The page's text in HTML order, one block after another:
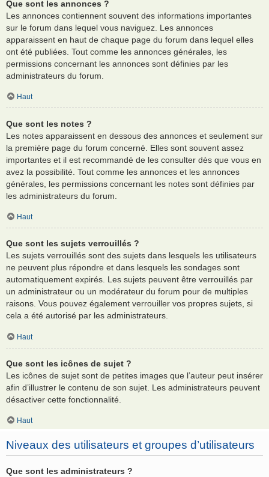
Que sont les annonces ?
Les annonces contiennent souvent des informations importantes
sur le forum dans lequel vous naviguez. Les annonces
apparaissent en haut de chaque page du forum dans lequel elles
ont été publiées. Tout comme les annonces générales, les
permissions concernant les annonces sont définies par les
administrateurs du forum.
Haut
Que sont les notes ?
Les notes apparaissent en dessous des annonces et seulement sur
la première page du forum concerné. Elles sont souvent assez
importantes et il est recommandé de les consulter dès que vous en
avez la possibilité. Tout comme les annonces et les annonces
générales, les permissions concernant les notes sont définies par
les administrateurs du forum.
Haut
Que sont les sujets verrouillés ?
Les sujets verrouillés sont des sujets dans lesquels les utilisateurs
ne peuvent plus répondre et dans lesquels les sondages sont
automatiquement expirés. Les sujets peuvent être verrouillés par
un administrateur ou un modérateur du forum pour de multiples
raisons. Vous pouvez également verrouiller vos propres sujets, si
cela a été autorisé par les administrateurs.
Haut
Que sont les icônes de sujet ?
Les icônes de sujet sont de petites images que l’auteur peut insérer
afin d’illustrer le contenu de son sujet. Les administrateurs peuvent
désactiver cette fonctionnalité.
Haut
Niveaux des utilisateurs et groupes d’utilisateurs
Que sont les administrateurs ?